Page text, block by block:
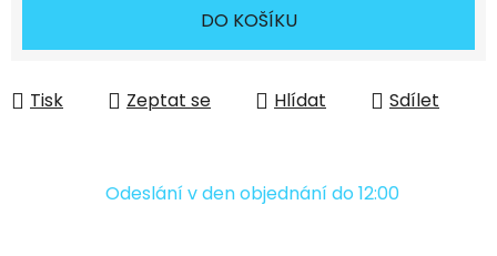
DO KOŠÍKU
Tisk Zeptat se Hlídat Sdílet
Odeslání v den objednání do 12:00